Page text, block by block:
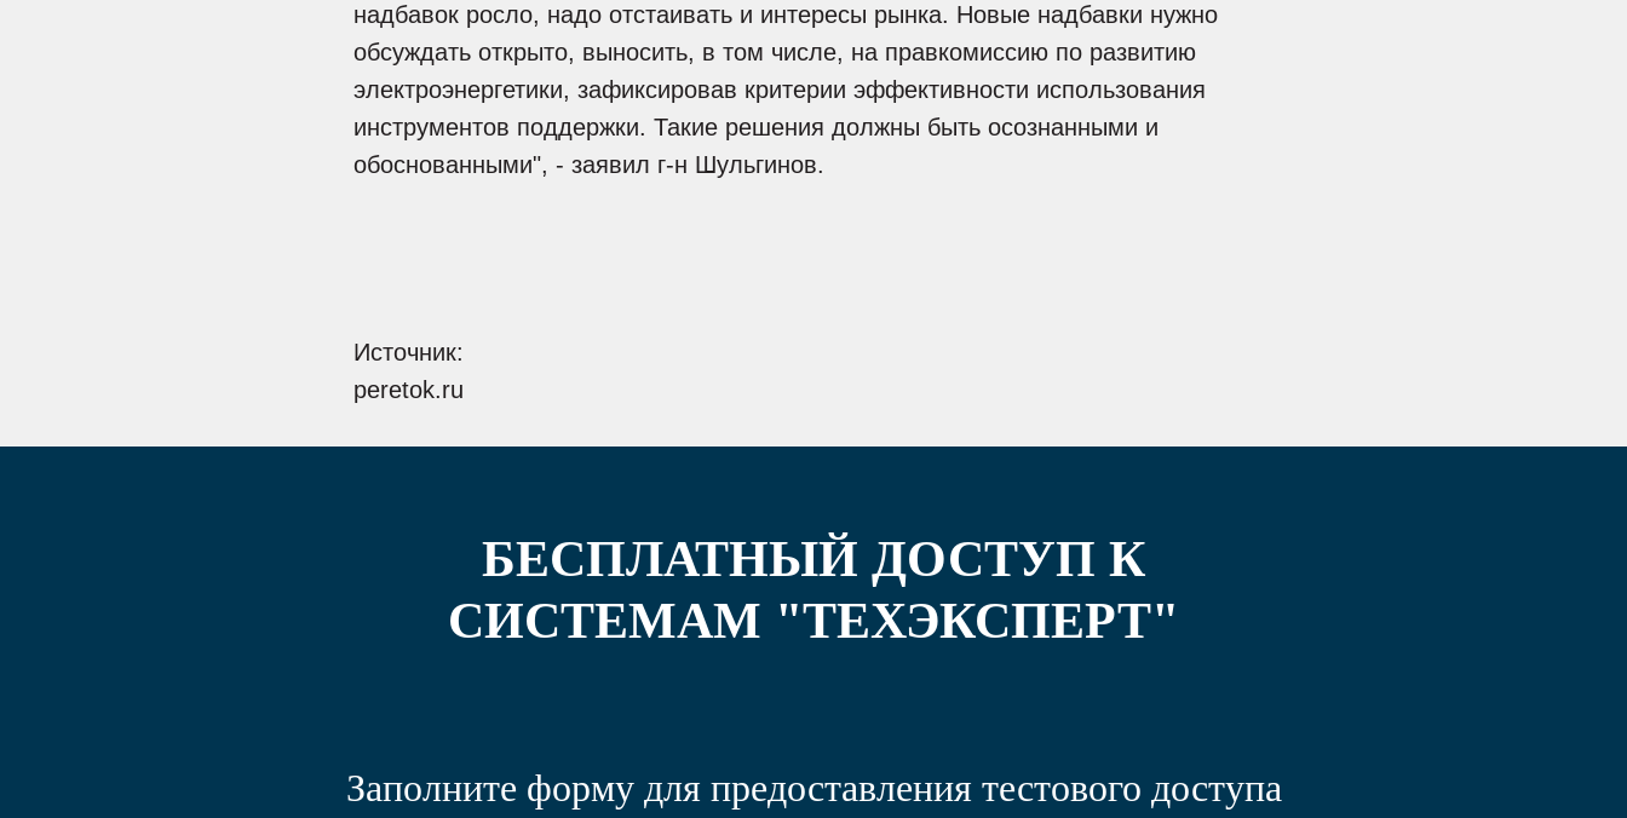
надбавок росло, надо отстаивать и интересы рынка. Новые надбавки нужно
обсуждать открыто, выносить, в том числе, на правкомиссию по развитию
электроэнергетики, зафиксировав критерии эффективности использования
инструментов поддержки. Такие решения должны быть осознанными и
обоснованными", - заявил г-н Шульгинов.
Источник:
peretok.ru
БЕСПЛАТНЫЙ ДОСТУП К
СИСТЕМАМ "ТЕХЭКСПЕРТ"
Заполните форму для предоставления тестового доступа